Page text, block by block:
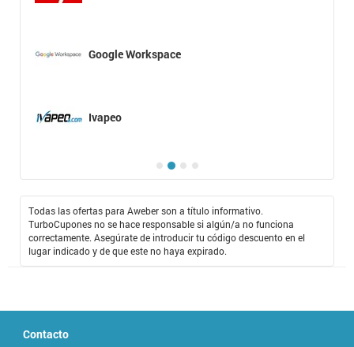
Google Workspace
Ivapeo
Todas las ofertas para Aweber son a título informativo.
TurboCupones no se hace responsable si algún/a no funciona
correctamente. Asegúrate de introducir tu código descuento en el
lugar indicado y de que este no haya expirado.
Contacto